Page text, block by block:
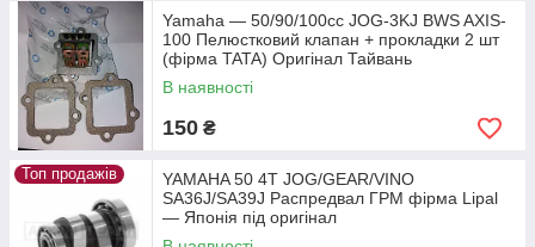
Yamaha — 50/90/100cc JOG-3KJ BWS AXIS-
100 Пелюстковий клапан + прокладки 2 шт
(фірма TATA) Оригінал Тайвань
В наявності
150 ₴
Топ продажів
YAMAHA 50 4T JOG/GEAR/VINO
SA36J/SA39J Распредвал ГРМ фірма Lipal
— Японія під оригінал